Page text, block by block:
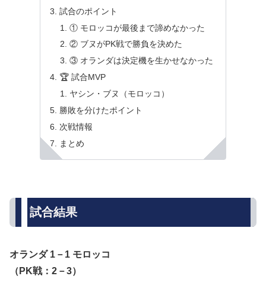
試合のポイント
① モロッコが最後まで諦めなかった
② ブヌがPK戦で勝負を決めた
③ オランダは決定機を生かせなかった
🏆 試合MVP
ヤシン・ブヌ（モロッコ）
勝敗を分けたポイント
次戦情報
まとめ
試合結果
オランダ 1－1 モロッコ
（PK戦：2－3）